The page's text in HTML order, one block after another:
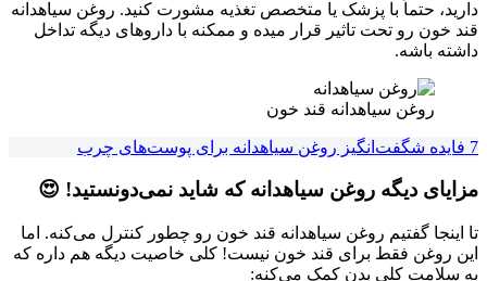
دارید، حتماً با پزشک یا متخصص تغذیه مشورت کنید. روغن سیاهدانه
قند خون رو تحت تاثیر قرار میده و ممکنه با داروهای دیگه تداخل
داشته باشه.
روغن سیاهدانه قند خون
7 فایده شگفت‌انگیز روغن سیاهدانه برای پوست‌های چرب
مزایای دیگه روغن سیاهدانه که شاید نمی‌دونستید! 😍
تا اینجا گفتیم روغن سیاهدانه قند خون رو چطور کنترل می‌کنه. اما
این روغن فقط برای قند خون نیست! کلی خاصیت دیگه هم داره که
به سلامت کلی بدن کمک می‌کنه: